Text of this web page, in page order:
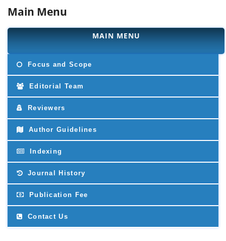
Main Menu
MAIN MENU
Focus and Scope
Editorial Team
Reviewers
Author Guidelines
Indexing
Journal History
Publication Fee
Contact Us